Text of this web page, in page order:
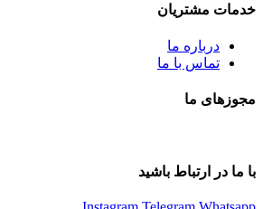
خدمات مشتریان
درباره ما
تماس با ما
مجوزهای ما
با ما در ارتباط باشید